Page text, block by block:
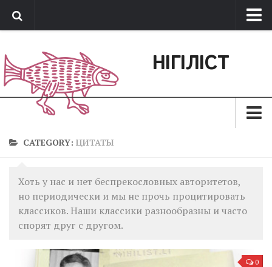
Обратная связь
Поддержать сайт
НІГІЛІСТ
Зараз
Позиція
Дії
Belles lettres
Агітатор
CATEGORY: ЦИТАТЫ
Хоть у нас и нет беспрекословных авторитетов,
но периодически и мы не прочь процитировать
классиков. Наши классики разнообразны и часто
спорят друг с другом.
0